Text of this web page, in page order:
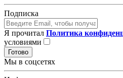
Подписка
Я прочитал Политика
условиями
Готово
Мы в соцсетях